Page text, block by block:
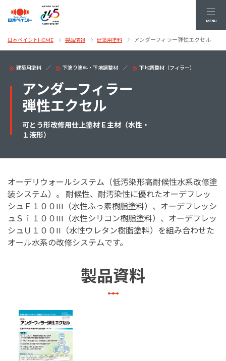
MENU
日本ペイントHOME 製品情報 建築用塗料 アンダーフィラー弾性エクセル
建築用塗料 下塗り塗料・下地調整材 下地調整材（フィラー）
アンダーフィラー
弾性エクセル
可とう形改修用仕上塗材Ｅ主材（水性・
１液形）
オーデリウォールシステム（低汚染形高耐候性水系改修塗
装システム）。 耐候性、耐汚染性に優れたオーデフレッ
シュＦ１００III（水性ふっ素樹脂塗料）、オーデフレッシ
ュＳｉ１００III（水性シリコン樹脂塗料）、オーデフレッ
シュＵ１００II（水性ウレタン樹脂塗料）を組み合わせた
オール水系の改修システムです。
製品資料